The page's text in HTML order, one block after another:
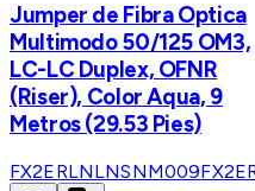
Jumper de Fibra Optica
Multimodo 50/125 OM3,
LC-LC Duplex, OFNR
(Riser), Color Aqua, 9
Metros (29.53 Pies)
FX2ERLNLNSNM009